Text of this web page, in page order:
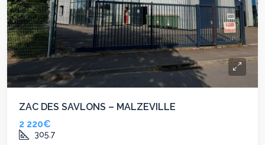
ZAC DES SAVLONS – MALZEVILLE
2 220€
305.7